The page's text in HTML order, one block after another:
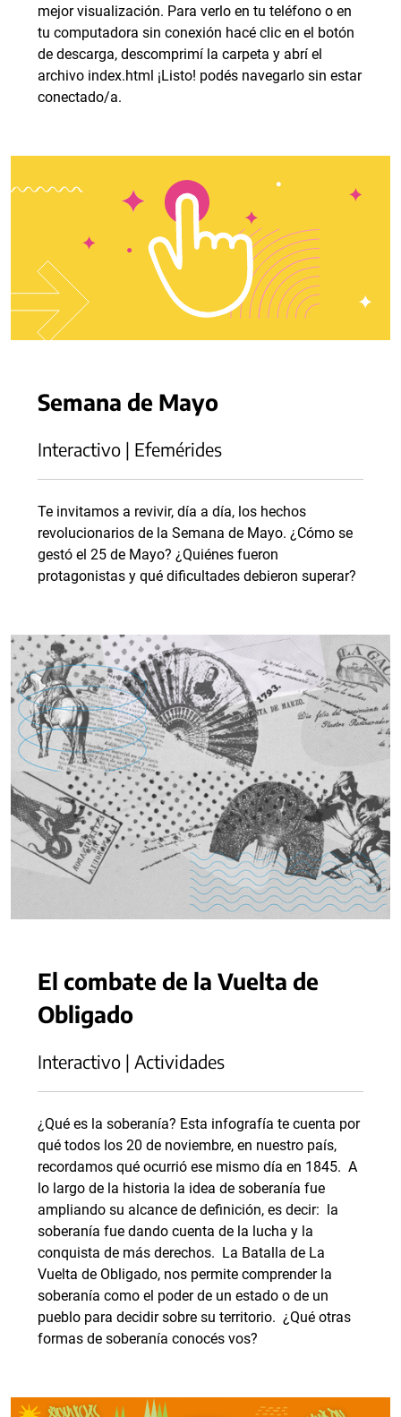
mejor visualización. Para verlo en tu teléfono o en
tu computadora sin conexión hacé clic en el botón
de descarga, descomprimí la carpeta y abrí el
archivo index.html ¡Listo! podés navegarlo sin estar
conectado/a.
Semana de Mayo
Interactivo | Efemérides
Te invitamos a revivir, día a día, los hechos
revolucionarios de la Semana de Mayo. ¿Cómo se
gestó el 25 de Mayo? ¿Quiénes fueron
protagonistas y qué dificultades debieron superar?
El combate de la Vuelta de
Obligado
Interactivo | Actividades
¿Qué es la soberanía? Esta infografía te cuenta por
qué todos los 20 de noviembre, en nuestro país,
recordamos qué ocurrió ese mismo día en 1845. A
lo largo de la historia la idea de soberanía fue
ampliando su alcance de definición, es decir: la
soberanía fue dando cuenta de la lucha y la
conquista de más derechos. La Batalla de La
Vuelta de Obligado, nos permite comprender la
soberanía como el poder de un estado o de un
pueblo para decidir sobre su territorio. ¿Qué otras
formas de soberanía conocés vos?